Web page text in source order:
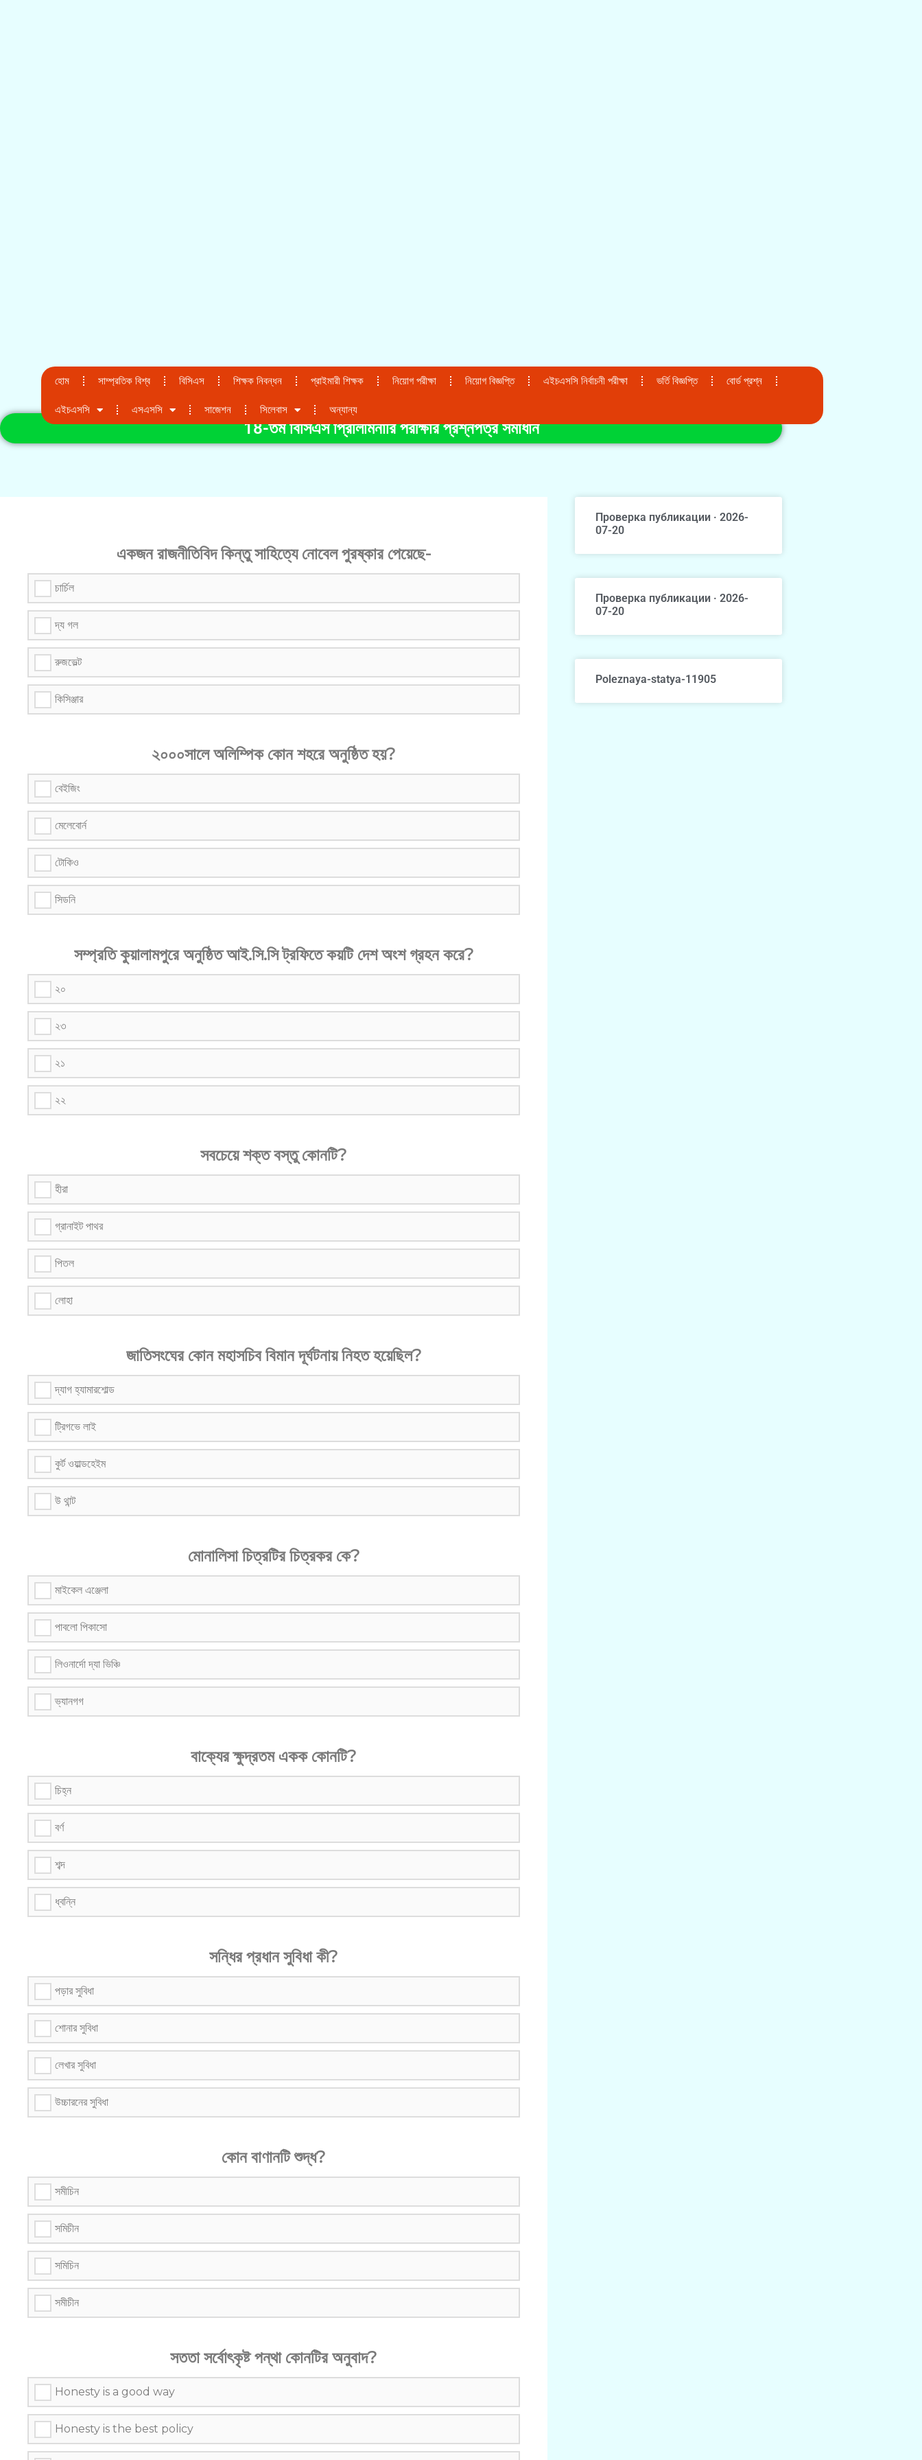
18-তম বিসিএস প্রিলিমিনারি পরীক্ষার প্রশ্নপত্র সমাধান
একজন রাজনীতিবিদ কিন্তু সাহিত্যে নোবেল পুরষ্কার পেয়েছে-
চার্চিল
দ্য গল
রুজভেল্ট
কিসিঞ্জার
২০০০সালে অলিম্পিক কোন শহরে অনুষ্ঠিত হয়?
বেইজিং
মেলেবোর্ন
টোকিও
সিডনি
সম্প্রতি কুয়ালামপুরে অনুষ্ঠিত আই.সি.সি ট্রফিতে কয়টি দেশ অংশ গ্রহন করে?
২০
২৩
২১
২২
সবচেয়ে শক্ত বস্তু কোনটি?
হীরা
গ্রানাইট পাথর
পিতল
লোহা
জাতিসংঘের কোন মহাসচিব বিমান দূর্ঘটনায় নিহত হয়েছিল?
দ্যাগ হ্যামারশোল্ড
ট্রিগভে লাই
কুর্ট ওয়াল্ডহেইম
উ থান্ট
মোনালিসা চিত্রটির চিত্রকর কে?
মাইকেল এঞ্জেলা
পাবলো পিকাসো
লিওনার্দো দ্যা ভিঞ্চি
ভ্যানগগ
বাক্যের ক্ষুদ্রতম একক কোনটি?
চিহ্ন
বর্ণ
শব্দ
ধ্বন্নি
সন্ধির প্রধান সুবিধা কী?
পড়ার সুবিধা
শোনার সুবিধা
লেখার সুবিধা
উচ্চারনের সুবিধা
কোন বাণানটি শুদ্ধ?
সমীচিন
সমিচীন
সমিচিন
সমীচীন
সততা সর্বোৎকৃষ্ট পন্থা কোনটির অনুবাদ?
Honesty is a good way
Honesty is the best policy
Проверка публикации · 2026-
07-20
Проверка публикации · 2026-
07-20
Poleznaya-statya-11905